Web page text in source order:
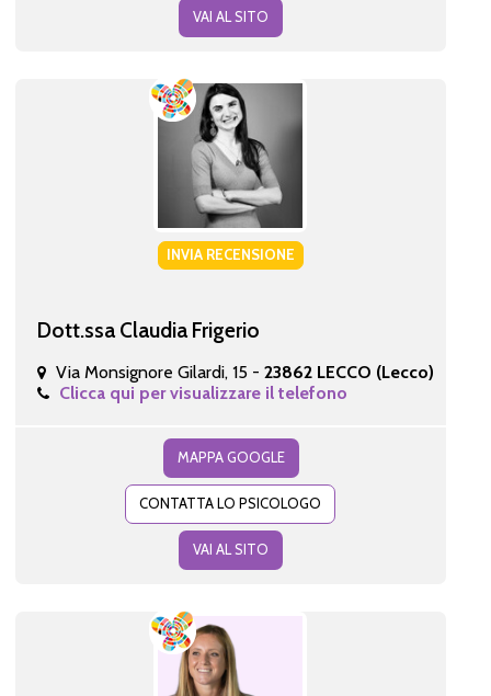
VAI AL SITO
INVIA RECENSIONE
Dott.ssa Claudia Frigerio
Via Monsignore Gilardi, 15 - 23862 LECCO (Lecco)
Clicca qui per visualizzare il telefono
MAPPA GOOGLE
CONTATTA LO PSICOLOGO
VAI AL SITO